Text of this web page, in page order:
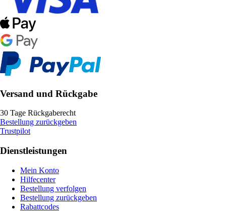
Versand und Rückgabe
30 Tage Rückgaberecht
Bestellung zurückgeben
Trustpilot
Dienstleistungen
Mein Konto
Hilfecenter
Bestellung verfolgen
Bestellung zurückgeben
Rabattcodes